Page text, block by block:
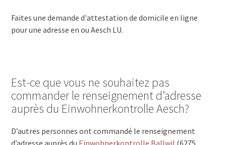
Faites une demande d'attestation de domicile en ligne
pour une adresse en ou Aesch LU.
Est-ce que vous ne souhaitez pas
commander le renseignement d’adresse
auprès du Einwohnerkontrolle Aesch?
D’autres personnes ont commandé le renseignement
d’adresse auprès du Einwohnerkontrolle Ballwil (6275